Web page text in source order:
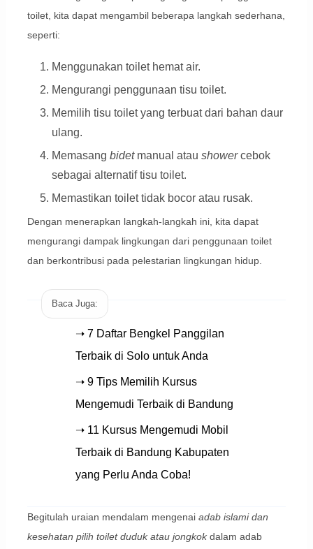
toilet, kita dapat mengambil beberapa langkah sederhana,
seperti:
Menggunakan toilet hemat air.
Mengurangi penggunaan tisu toilet.
Memilih tisu toilet yang terbuat dari bahan daur
ulang.
Memasang bidetmanual atau showercebok
sebagai alternatif tisu toilet.
Memastikan toilet tidak bocor atau rusak.
Dengan menerapkan langkah-langkah ini, kita dapat
mengurangi dampak lingkungan dari penggunaan toilet
dan berkontribusi pada pelestarian lingkungan hidup.
Baca Juga:
➝ 7 Daftar Bengkel Panggilan
Terbaik di Solo untuk Anda
➝ 9 Tips Memilih Kursus
Mengemudi Terbaik di Bandung
➝ 11 Kursus Mengemudi Mobil
Terbaik di Bandung Kabupaten
yang Perlu Anda Coba!
Begitulah uraian mendalam mengenai adab islami dan
kesehatan pilih toilet duduk atau jongkokdalam adab